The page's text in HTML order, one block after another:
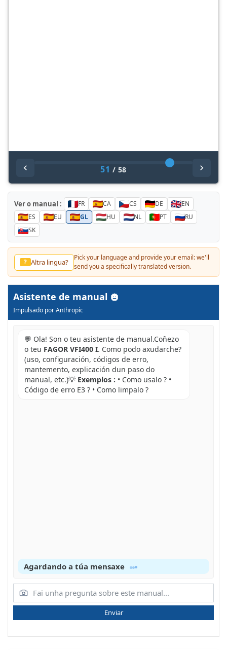
51 / 58
Ver o manual : FR CA CS DE
EN
ES
EU GL HU NL PT
RU
SK
? Baska dil?
Pick your language and provide your email: we'll
send you a specifically translated version.
Asistente de manual
Impulsado por Anthropic
💬 Ola! Son o teu asistente de manual.Coñezo
o teu FAGOR VFI400 I. Como podo axudarche?
(uso, configuración, códigos de erro,
mantemento, explicación dun paso do
manual, etc.)💡 Exemplos : • Como usalo ? •
Código de erro E3 ? • Como limpalo ?
Agardando a túa mensaxe
Enviar